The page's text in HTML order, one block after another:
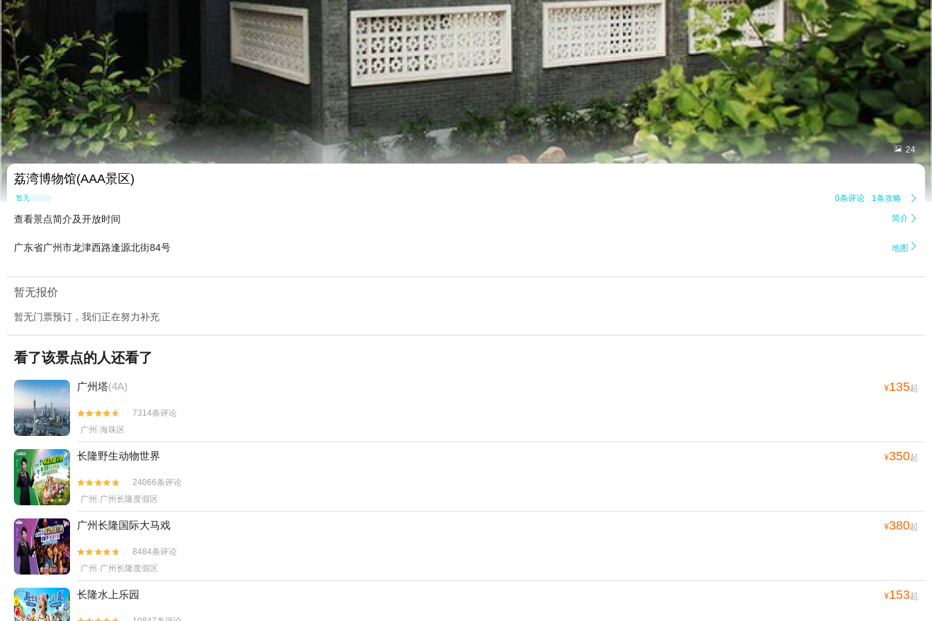
 24
荔湾博物馆(AAA景区)
暂无点评 0条评论 1条攻略 
查看景点简介及开放时间 简介 
广东省广州市龙津西路逢源北街84号 地图 
暂无报价
暂无门票预订，我们正在努力补充
看了该景点的人还看了
广州塔(4A) ¥135起


7314条评论
广州·海珠区
长隆野生动物世界 ¥350起


24066条评论
广州·广州长隆度假区
广州长隆国际大马戏 ¥380起


8484条评论
广州·广州长隆度假区
长隆水上乐园 ¥153起